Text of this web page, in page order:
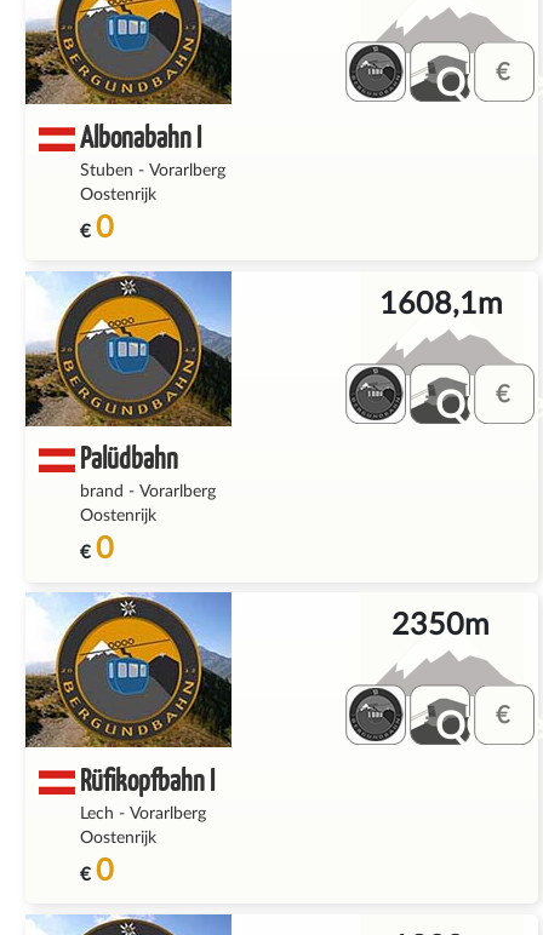
Albonabahn I
Stuben - Vorarlberg
Oostenrijk
€ 0
Palüdbahn
brand - Vorarlberg
Oostenrijk
€ 0
1608,1m
Rüfikopfbahn I
Lech - Vorarlberg
Oostenrijk
€ 0
2350m